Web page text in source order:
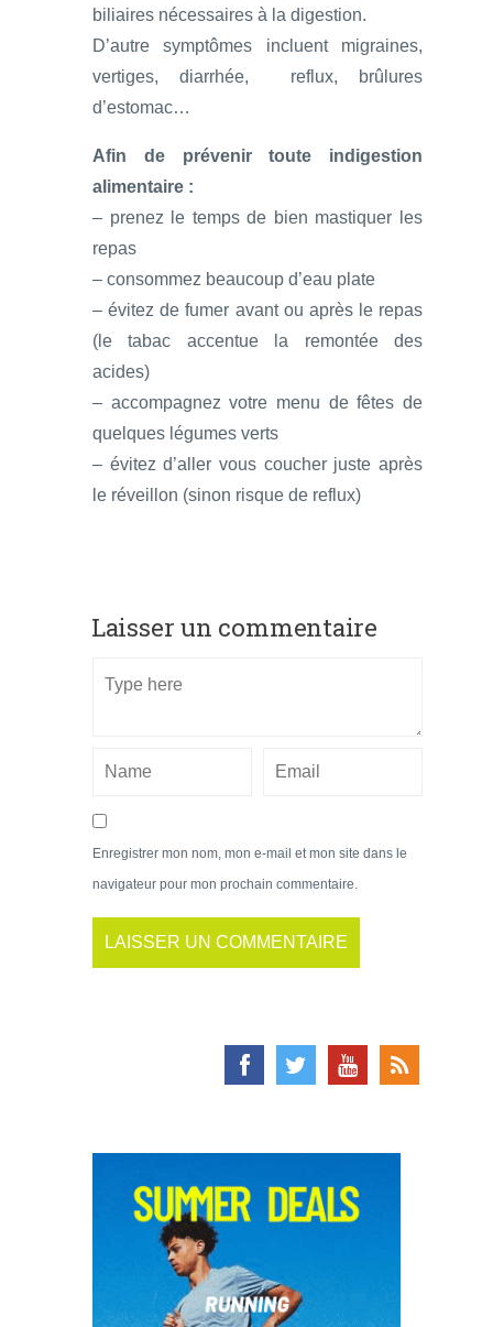
biliaires nécessaires à la digestion.
D’autre symptômes incluent migraines,
vertiges, diarrhée, reflux, brûlures
d’estomac…
Afin de prévenir toute indigestion
alimentaire :
– prenez le temps de bien mastiquer les
repas
– consommez beaucoup d’eau plate
– évitez de fumer avant ou après le repas
(le tabac accentue la remontée des
acides)
– accompagnez votre menu de fêtes de
quelques légumes verts
– évitez d’aller vous coucher juste après
le réveillon (sinon risque de reflux)
Laisser un commentaire
Enregistrer mon nom, mon e-mail et mon site dans le
navigateur pour mon prochain commentaire.